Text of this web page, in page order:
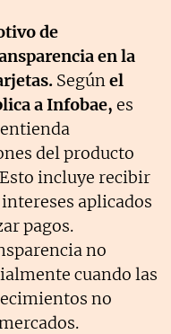
de
en la
Segúnel
a Infobae, es
del producto
incluye recibir
aplicados
pagos.
no
cuando las
no